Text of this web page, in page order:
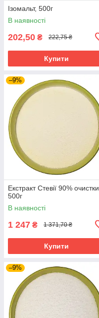
Ізомальт, 500г
В наявності
202,50 ₴ 222,75 ₴
Купити
–9%
Екстракт Стевії 90% очистки,
500г
В наявності
1 247 ₴ 1 371,70 ₴
Купити
–9%